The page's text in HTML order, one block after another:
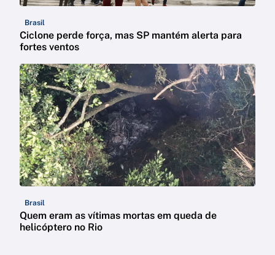
Brasil
Ciclone perde força, mas SP mantém alerta para
fortes ventos
Brasil
Quem eram as vítimas mortas em queda de
helicóptero no Rio